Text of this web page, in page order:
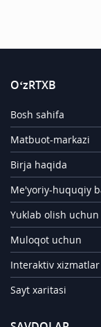
O‘zRTXB
Bosh sahifa
Matbuot-markazi
Birja haqida
Me'yoriy-huquqiy
Yuklab olish uchun
Muloqot uchun
Interaktiv xizmatlar
Sayt xaritasi